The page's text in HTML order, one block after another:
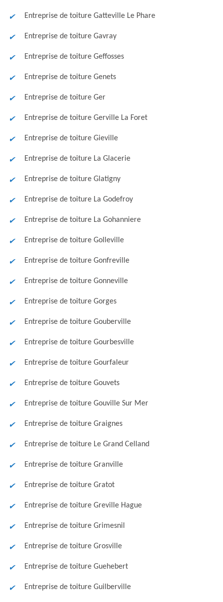
Entreprise de toiture Gatteville Le Phare
Entreprise de toiture Gavray
Entreprise de toiture Geffosses
Entreprise de toiture Genets
Entreprise de toiture Ger
Entreprise de toiture Gerville La Foret
Entreprise de toiture Gieville
Entreprise de toiture La Glacerie
Entreprise de toiture Glatigny
Entreprise de toiture La Godefroy
Entreprise de toiture La Gohanniere
Entreprise de toiture Golleville
Entreprise de toiture Gonfreville
Entreprise de toiture Gonneville
Entreprise de toiture Gorges
Entreprise de toiture Gouberville
Entreprise de toiture Gourbesville
Entreprise de toiture Gourfaleur
Entreprise de toiture Gouvets
Entreprise de toiture Gouville Sur Mer
Entreprise de toiture Graignes
Entreprise de toiture Le Grand Celland
Entreprise de toiture Granville
Entreprise de toiture Gratot
Entreprise de toiture Greville Hague
Entreprise de toiture Grimesnil
Entreprise de toiture Grosville
Entreprise de toiture Guehebert
Entreprise de toiture Guilberville